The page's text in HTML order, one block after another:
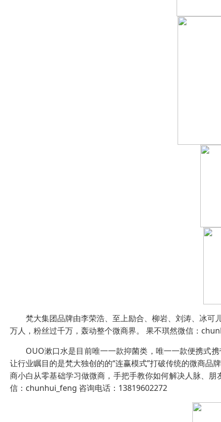
梵大集团品牌由李荣浩、至上励合、柳岩、刘涛、冰可
万人，粉丝过千万，轰动整个微商界。 果不琪然微信：
OUO漱口水是目前唯一一款抑菌类，唯一一款便携式携
让行业瞩目的是梵大独创的的“连赢模式”打破传统的微商
商小白从零基础学习做微商，手把手教你如何解决人脉、
信：chunhui_feng 咨询电话：13819602272